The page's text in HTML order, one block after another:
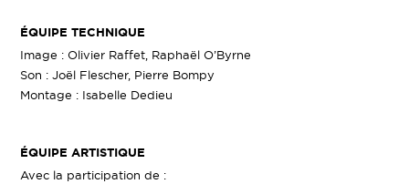
ÉQUIPE TECHNIQUE
Image : Olivier Raffet, Raphaël O’Byrne
Son : Joël Flescher, Pierre Bompy
Montage : Isabelle Dedieu
ÉQUIPE ARTISTIQUE
Avec la participation de :